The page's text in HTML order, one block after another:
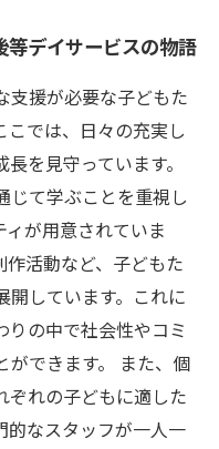
私たちの取り組み
デイサービスの物語
支援が必要な子どもた
こでは、日々の充実し
を見守っています。
じて学ぶことを重視し
が用意されていま
活動など、子どもた
開しています。これに
りの中で社会性やコミ
ができます。 また、個
ぞれの子どもに適した
的なスタッフが一人一